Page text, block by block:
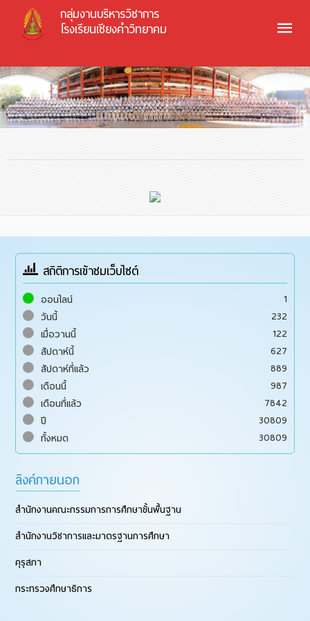
กลุ่มงานบริหารวิชาการ
โรงเรียนเชียงคำวิทยาคม
สถิติการเข้าชมเว็บไซต์
ออนไลน์
1
วันนี้
232
เมื่อวานนี้
122
สัปดาห์นี้
627
สัปดาห์ที่แล้ว
889
เดือนนี้
987
เดือนที่แล้ว
7842
ปี
30809
ทั้งหมด
30809
ลิงค์ภายนอก
สำนักงานคณะกรรมการการศึกษาขั้นพื้นฐาน
สำนักงานวิชาการและมาตรฐานการศึกษา
คุรุสภา
กระทรวงศึกษาธิการ